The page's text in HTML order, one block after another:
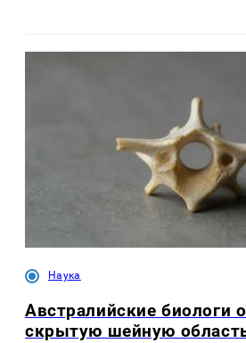
Наука
Австралийские биологи
скрытую шейную